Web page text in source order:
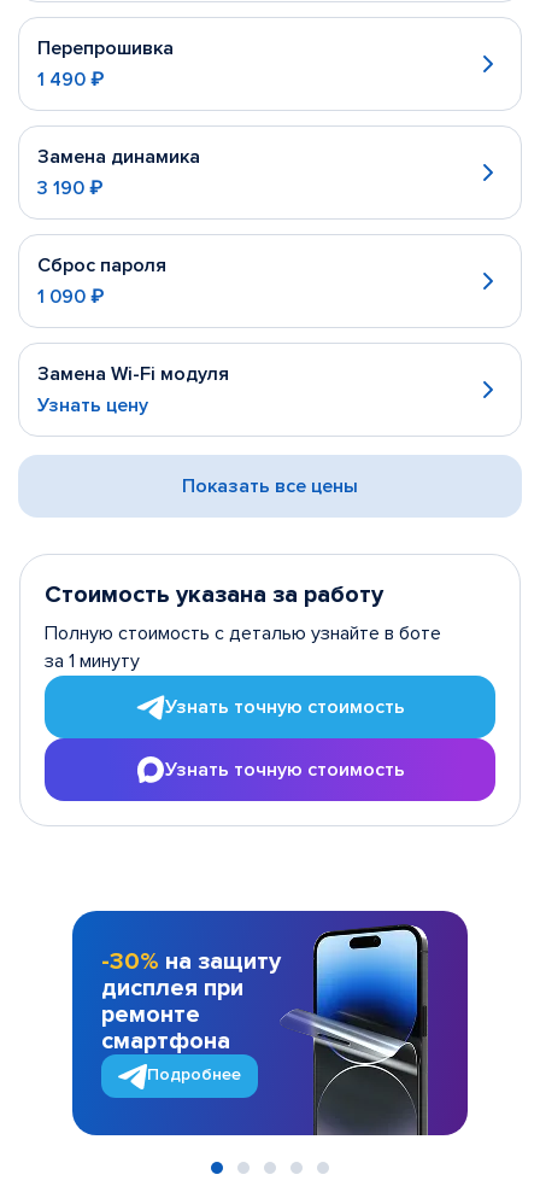
Перепрошивка
1 490 ₽
Замена динамика
3 190 ₽
Сброс пароля
1 090 ₽
Замена Wi-Fi модуля
Узнать цену
Показать все цены
Стоимость указана за работу
Полную стоимость с деталью узнайте в боте
за 1 минуту
Узнать точную стоимость
Узнать точную стоимость
-30% на защиту
дисплея при
ремонте
смартфона
Подробнее